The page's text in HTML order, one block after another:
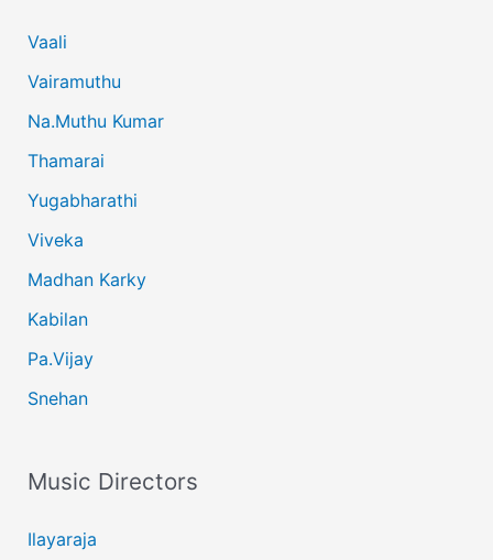
Vaali
Vairamuthu
Na.Muthu Kumar
Thamarai
Yugabharathi
Viveka
Madhan Karky
Kabilan
Pa.Vijay
Snehan
Music Directors
Ilayaraja